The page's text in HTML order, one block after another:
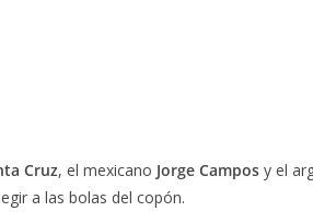
Cruz, el mexicano Jorge Campos y el
a las bolas del copón.